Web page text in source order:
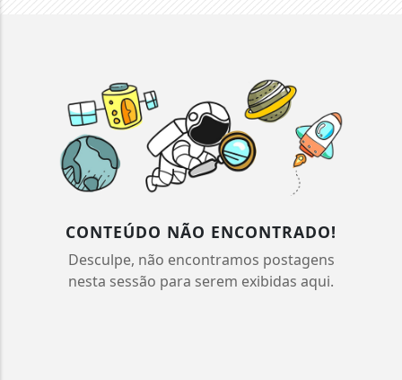
CONTEÚDO NÃO ENCONTRADO!
Desculpe, não encontramos postagens
nesta sessão para serem exibidas aqui.